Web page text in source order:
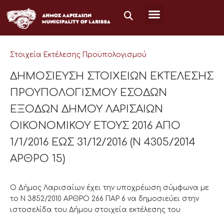
στο
περιεχόμενο
Στοιχεία Εκτέλεσης Προϋπολογισμού
ΔΗΜΟΣΙΕΥΣΗ ΣΤΟΙΧΕΙΩΝ ΕΚΤΕΛΕΣΗΣ
ΠΡΟΥΠΟΛΟΓΙΣΜΟΥ ΕΣΟΔΩΝ
ΕΞΟΔΩΝ ΔΗΜΟΥ ΛΑΡΙΣΑΙΩΝ
ΟΙΚΟΝΟΜΙΚΟΥ ΕΤΟΥΣ 2016 ΑΠΟ
1/1/2016 ΕΩΣ 31/12/2016 (Ν 4305/2014
ΑΡΘΡΟ 15)
Ο Δήμος Λαρισαίων έχει την υποχρέωση σύμφωνα με
το Ν 3852/2010 ΑΡΘΡΟ 266 ΠΑΡ 6 να δημοσιεύει στην
ιστοσελίδα του Δήμου στοιχεία εκτέλεσης του